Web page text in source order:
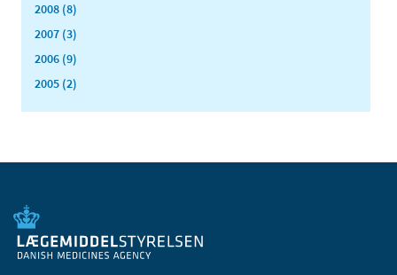
2008 (8)
2007 (3)
2006 (9)
2005 (2)